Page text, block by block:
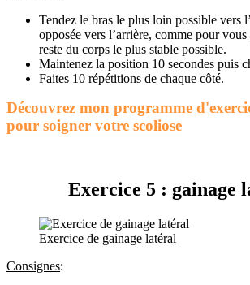
Tendez le bras le plus loin possible vers
opposée vers l’arrière, comme pour
reste du corps le plus stable possible.
Maintenez la position 10 secondes puis
Faites 10 répétitions de chaque côté.
Découvrez mon programme
pour soigner votre scoliose
Exercice 5 : gainage
Exercice de gainage latéral
Consignes: